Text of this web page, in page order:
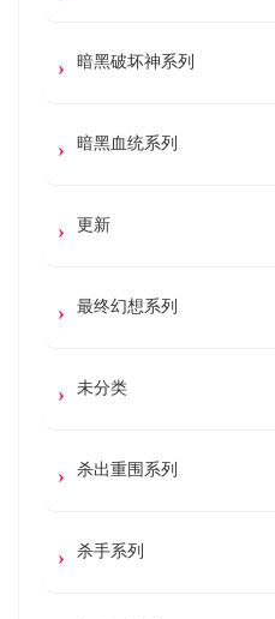
暗黑破坏神系列
暗黑血统系列
更新
最终幻想系列
未分类
杀出重围系列
杀手系列